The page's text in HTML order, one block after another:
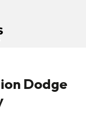
Dodge